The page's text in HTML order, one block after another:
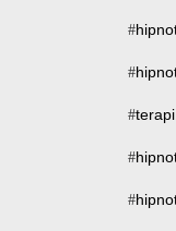
#
#
#
#
#